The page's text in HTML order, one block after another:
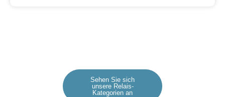
Sehen Sie sich
unsere Relais-
Kategorien an